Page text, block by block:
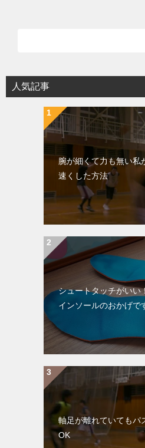
人気記事
腕が細くて力も無い私
速くした方法
シュートタッチがいい
インソールのおかげで
軸足が離れていてもパ
OK